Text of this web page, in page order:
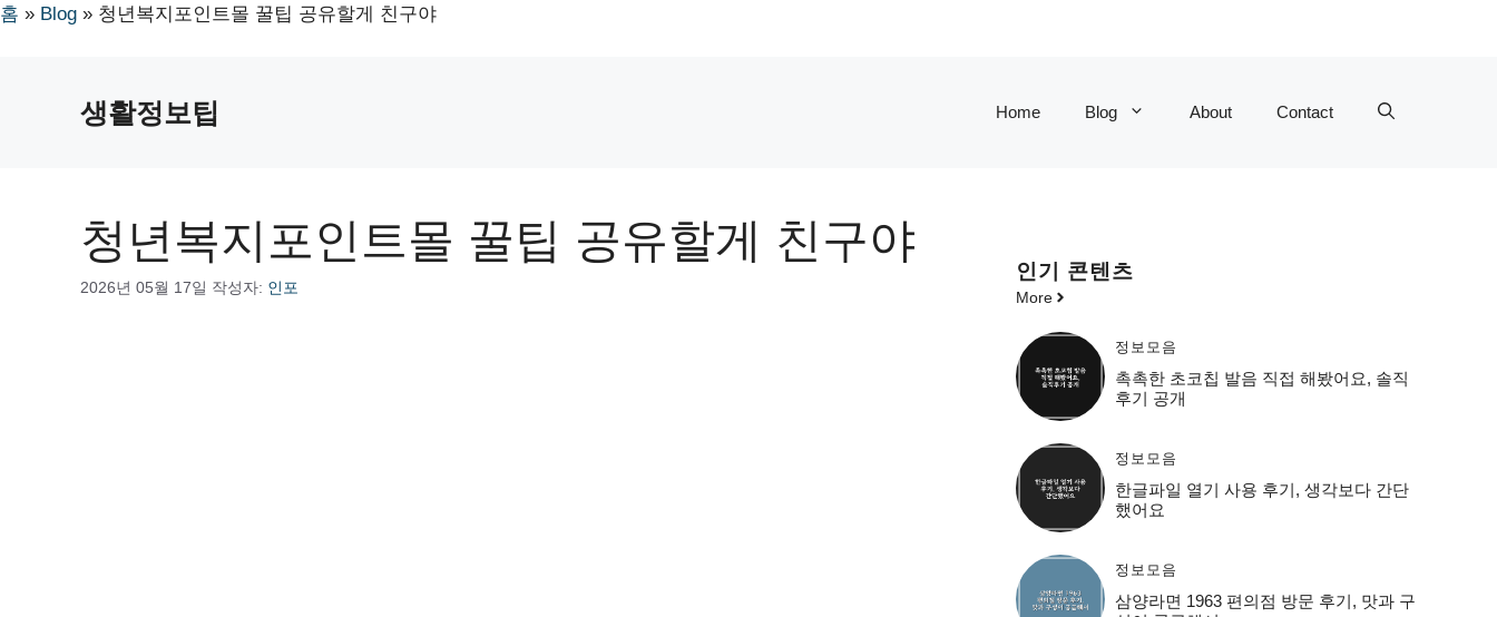
홈 » Blog » 청년복지포인트몰 꿀팁 공유할게 친구야
생활정보팁 Home Blog About Contact
청년복지포인트몰 꿀팁 공유할게 친구야
2026년 05월 17일 작성자: 인포
인기 콘텐츠
More
정보모음
촉촉한 초코칩 발음 직접 해봤어요, 솔직
후기 공개
정보모음
한글파일 열기 사용 후기, 생각보다 간단
했어요
정보모음
삼양라면 1963 편의점 방문 후기, 맛과 구